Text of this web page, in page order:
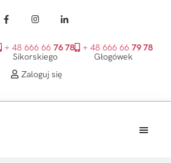
+ 48 666 66 76 78
Sikorskiego
+ 48 666 66 79 78
Głogówek
Zaloguj się